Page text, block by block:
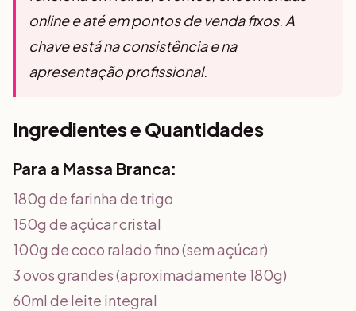
online e até em pontos de venda fixos. A
chave está na consistência e na
apresentação profissional.
Ingredientes e Quantidades
Para a Massa Branca:
180g de farinha de trigo
150g de açúcar cristal
100g de coco ralado fino (sem açúcar)
3 ovos grandes (aproximadamente 180g)
60ml de leite integral